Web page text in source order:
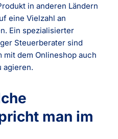
in anderen Ländern
eine Vielzahl an
Ein spezialisierter
Steuerberater sind
mit dem Onlineshop auch
agieren.
man im